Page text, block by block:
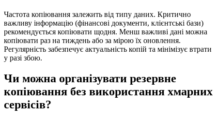
Частота копіювання залежить від типу даних. Критично
важливу інформацію (фінансові документи, клієнтські бази)
рекомендується копіювати щодня. Менш важливі дані можна
копіювати раз на тиждень або за мірою їх оновлення.
Регулярність забезпечує актуальність копій та мінімізує втрати
у разі збою.
Чи можна організувати резервне
копіювання без використання хмарних
сервісів?